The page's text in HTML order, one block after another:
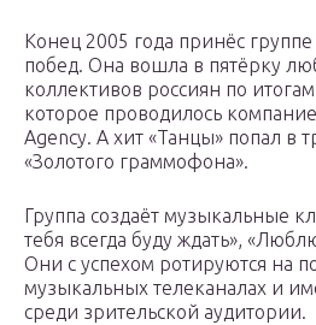
Конец 2005 года принёс
побед. Она вошла в пятёрку
коллективов россиян по
которое проводилось
Agency. А хит «Танцы» попал в
«Золотого граммофона».
Группа создаёт музыкальные
тебя всегда буду ждать»,
Они с успехом ротируются на
музыкальных телеканалах и
среди зрительской аудитории.